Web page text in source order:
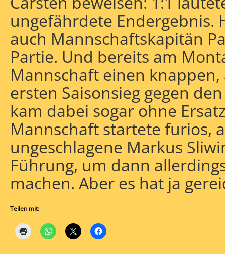
ungefährdete Endergebnis.
auch Mannschaftskapitän
Partie. Und bereits am
Mannschaft einen
ersten Saisonsieg gegen
kam dabei sogar ohne
Mannschaft startete furios,
ungeschlagene Markus
Führung, um dann
machen. Aber es hat ja
Teilen mit: